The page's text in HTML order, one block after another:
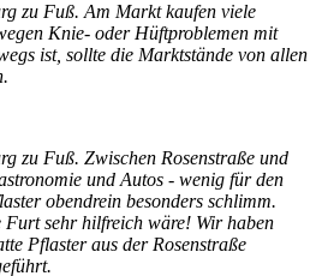
zu Fuß. Am Markt kaufen viele
Knie- oder Hüftproblemen mit
ist, sollte die Marktstände von allen
zu Fuß. Zwischen Rosenstraße und
und Autos - wenig für den
obendrein besonders schlimm.
Furt sehr hilfreich wäre! Wir haben
Pflaster aus der Rosenstraße